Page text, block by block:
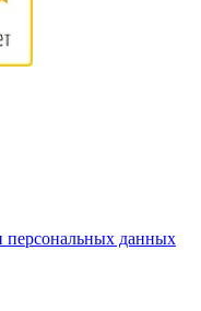
персональных данных